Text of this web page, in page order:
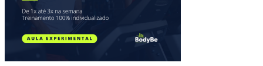
Athletico-PR